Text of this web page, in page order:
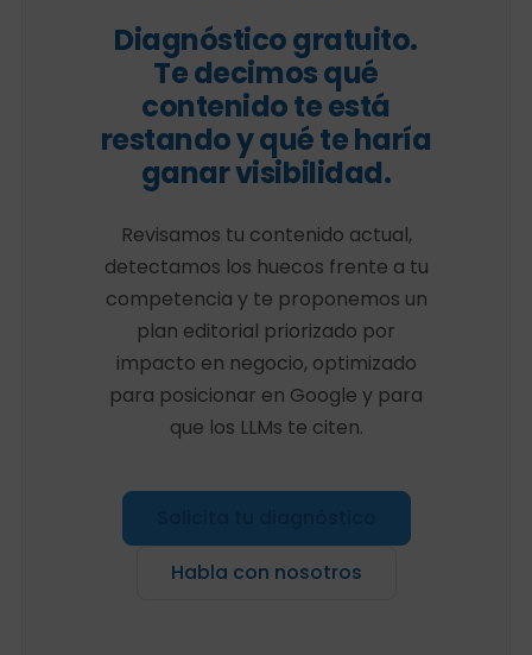
Diagnóstico gratuito.
Te decimos qué
contenido te está
restando y qué te haría
ganar visibilidad.
Revisamos tu contenido actual,
detectamos los huecos frente a tu
competencia y te proponemos un
plan editorial priorizado por
impacto en negocio, optimizado
para posicionar en Google y para
que los LLMs te citen.
Habla con nosotros